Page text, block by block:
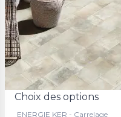
Choix des options
ENERGIE KER - Carrelage